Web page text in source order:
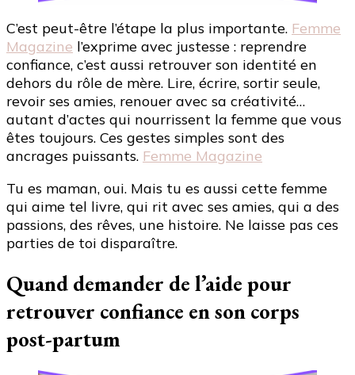
C’est peut-être l’étape la plus importante. Femme
Magazine l’exprime avec justesse : reprendre
confiance, c’est aussi retrouver son identité en
dehors du rôle de mère. Lire, écrire, sortir seule,
revoir ses amies, renouer avec sa créativité…
autant d’actes qui nourrissent la femme que vous
êtes toujours. Ces gestes simples sont des
ancrages puissants. Femme Magazine
Tu es maman, oui. Mais tu es aussi cette femme
qui aime tel livre, qui rit avec ses amies, qui a des
passions, des rêves, une histoire. Ne laisse pas ces
parties de toi disparaître.
Quand demander de l’aide pour
retrouver confiance en son corps
post-partum